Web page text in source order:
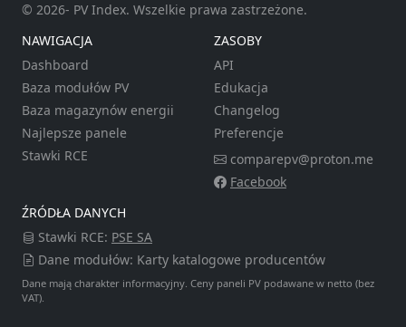
© 2026- PV Index. Wszelkie prawa zastrzeżone.
NAWIGACJA
Dashboard
Baza modułów PV
Baza magazynów energii
Najlepsze panele
Stawki RCE
ZASOBY
API
Edukacja
Changelog
Preferencje
comparepv@proton.me
Facebook
ŹRÓDŁA DANYCH
Stawki RCE: PSE SA
Dane modułów: Karty katalogowe producentów
Dane mają charakter informacyjny. Ceny paneli PV podawane w netto (bez
VAT).